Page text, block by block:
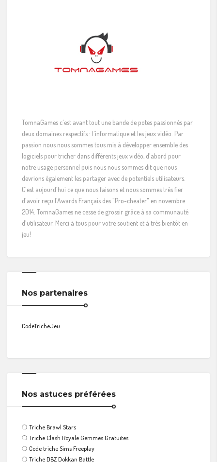
TomnaGames c'est avant tout une bande de potes passionnés par
deux domaines respectifs : l'informatique et les jeux vidéo. Par
passion nous nous sommes tous mis à développer ensemble des
logiciels pour tricher dans différents jeux vidéo, d'abord pour
notre usage personnel puis nous nous sommes dit que nous
devrions également les partager avec de potentiels utilisateurs.
C'est aujourd'hui ce que nous faisons et nous sommes très fier
d'avoir reçu l'Awards Français des "Pro-cheater" en novembre
2014. TomnaGames ne cesse de grossir grâce à sa communauté
d'utilisateur. Merci à tous pour votre soutient et à très bientôt en
jeu!
Nos partenaires
CodeTricheJeu
Nos astuces préférées
❍ Triche Brawl Stars
❍ Triche Clash Royale Gemmes Gratuites
❍ Code triche Sims Freeplay
❍ Triche DBZ Dokkan Battle